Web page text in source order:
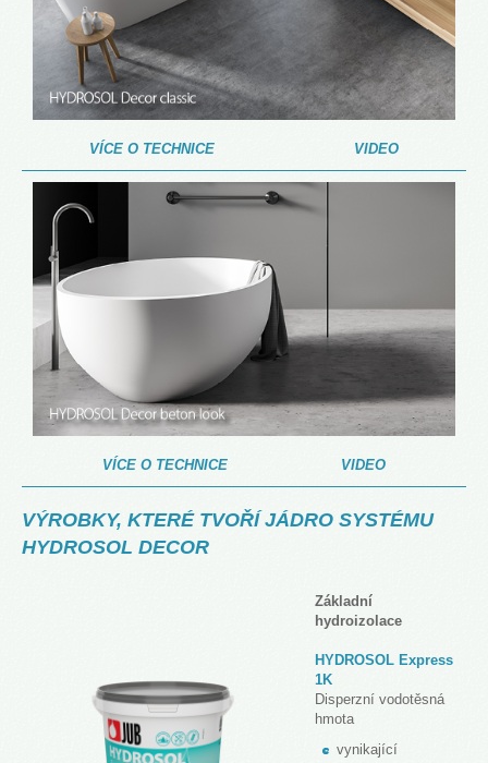
VÍCE O TECHNICE VIDEO
VÍCE O TECHNICE VIDEO
VÝROBKY, KTERÉ TVOŘÍ JÁDRO SYSTÉMU
HYDROSOL DECOR
Základní
hydroizolace
HYDROSOL Express
1K
Disperzní vodotěsná
hmota
vynikající